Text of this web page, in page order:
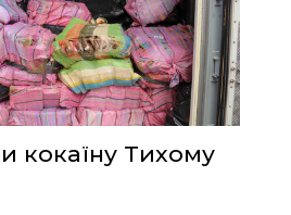
кокаїну Тихому